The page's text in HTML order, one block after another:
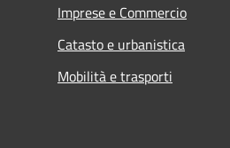
Imprese e Commercio
Catasto e urbanistica
Mobilità e trasporti